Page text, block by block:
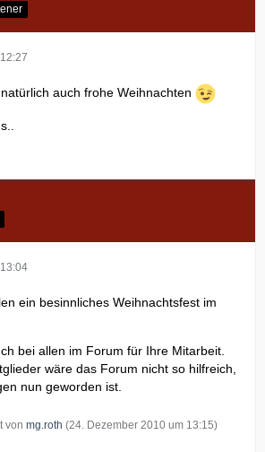
auch frohe Weihnachten
ein besinnliches Weihnachtsfest im
bei allen im Forum für Ihre Mitarbeit.
wäre das Forum nicht so hilfreich,
nun geworden ist.
von mg.roth (24. Dezember 2010 um 13:15)